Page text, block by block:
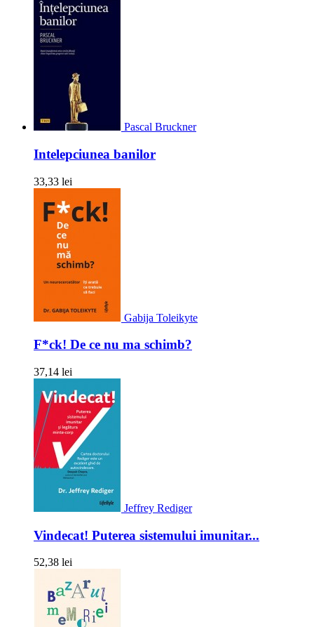
Pascal Bruckner
Intelepciunea banilor
33,33 lei
Gabija Toleikyte
F*ck! De ce nu ma schimb?
37,14 lei
Jeffrey Rediger
Vindecat! Puterea sistemului imunitar...
52,38 lei